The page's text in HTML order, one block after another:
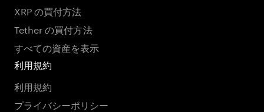
XRP の買付方法
Tether の買付方法
すべての資産を表示
利用規約
利用規約
プライバシーポリシー